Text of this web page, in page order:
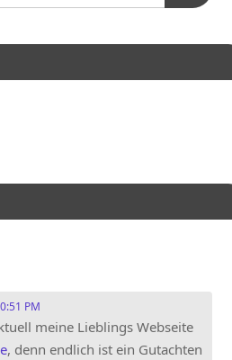
PM
meine Lieblings Webseite
, denn endlich ist ein Gutachten